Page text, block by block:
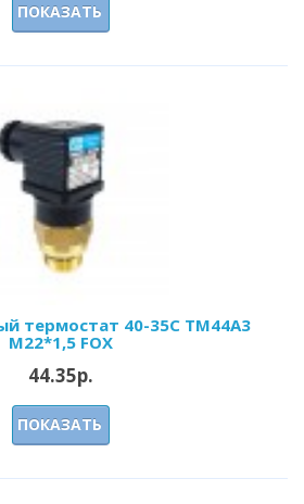
ПОКАЗАТЬ
термостат 40-35С ТМ44А3
М22*1,5 FOX
44.35р.
ПОКАЗАТЬ